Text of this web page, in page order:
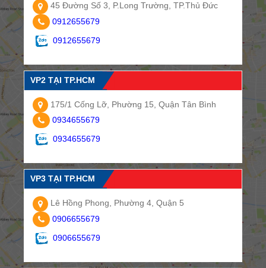
45 Đường Số 3, P.Long Trường, TP.Thủ Đức
0912655679
0912655679
VP2 TẠI TP.HCM
175/1 Cống Lỡ, Phường 15, Quận Tân Bình
0934655679
0934655679
VP3 TẠI TP.HCM
Lê Hồng Phong, Phường 4, Quận 5
0906655679
0906655679